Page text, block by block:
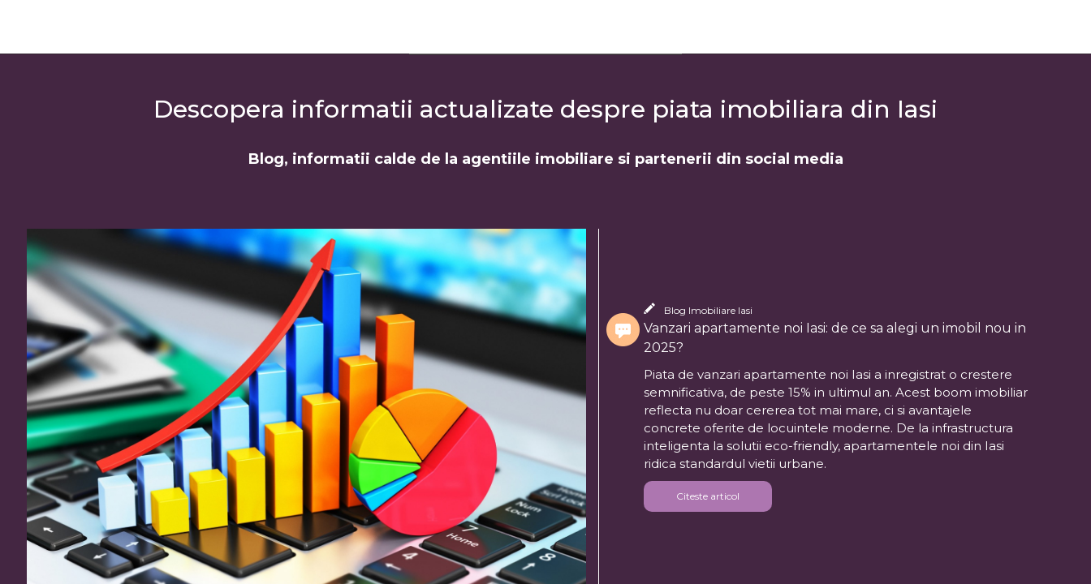
Descopera informatii actualizate despre piata imobiliara din Iasi
Blog, informatii calde de la agentiile imobiliare si partenerii din social media
Blog Imobiliare Iasi
Vanzari apartamente noi Iasi: de ce sa alegi un imobil nou in
2025?
Piata de vanzari apartamente noi Iasi a inregistrat o crestere
semnificativa, de peste 15% in ultimul an. Acest boom imobiliar
reflecta nu doar cererea tot mai mare, ci si avantajele
concrete oferite de locuintele moderne. De la infrastructura
inteligenta la solutii eco-friendly, apartamentele noi din Iasi
ridica standardul vietii urbane.
Citeste articol